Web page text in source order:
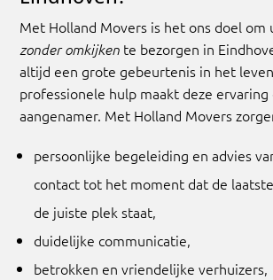
Met Holland Movers is het ons doel om
zonder omkijken te bezorgen in
altijd een grote gebeurtenis in het
professionele hulp maakt deze ervaring
aangenamer. Met Holland Movers
persoonlijke begeleiding en advies
contact tot het moment dat de
de juiste plek staat,
duidelijke communicatie,
betrokken en vriendelijke verhuizers,